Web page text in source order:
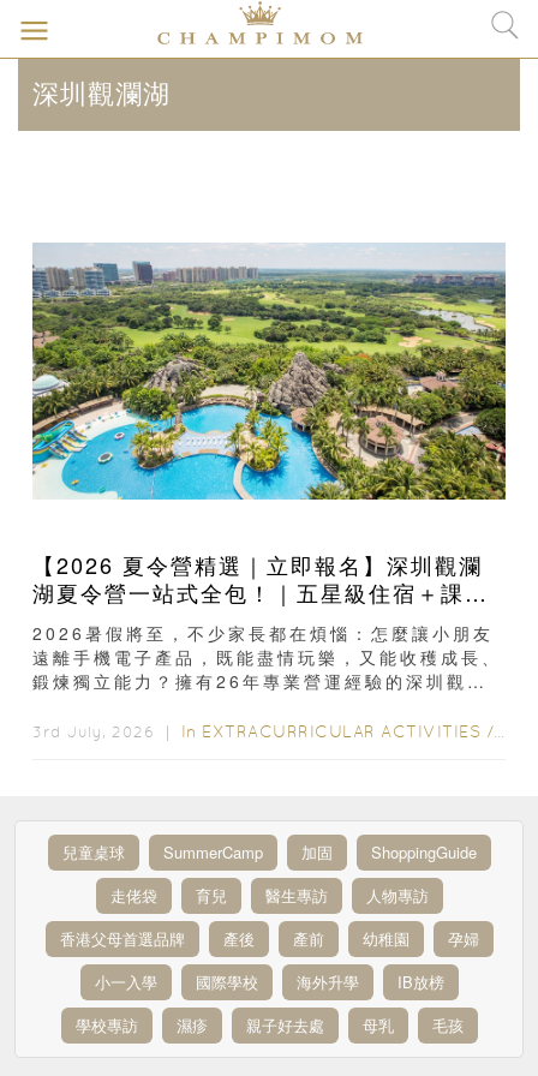
深圳觀瀾湖
【2026 夏令營精選｜立即報名】深圳觀瀾
湖夏令營一站式全包！｜五星級住宿＋課程
安排｜童軍野外定向＋滑雪＋無人機操控＋
網球等12大主題
2026暑假將至，不少家長都在煩惱：怎麼讓小朋友
遠離手機電子產品，既能盡情玩樂，又能收穫成長、
鍛煉獨立能力？擁有26年專業營運經驗的深圳觀瀾
3rd July, 2026 ｜ In EXTRACURRICULAR ACTIVITIES /
兒童桌球 SummerCamp 加固
ShoppingGuide
走佬袋
育兒 醫生專訪
人物專訪
香港父母首選品牌
產後 產前 幼稚園
孕婦
小一入學
國際學校 海外升學
IB放榜
學校專訪
濕疹 親子好去處 母乳 毛孩